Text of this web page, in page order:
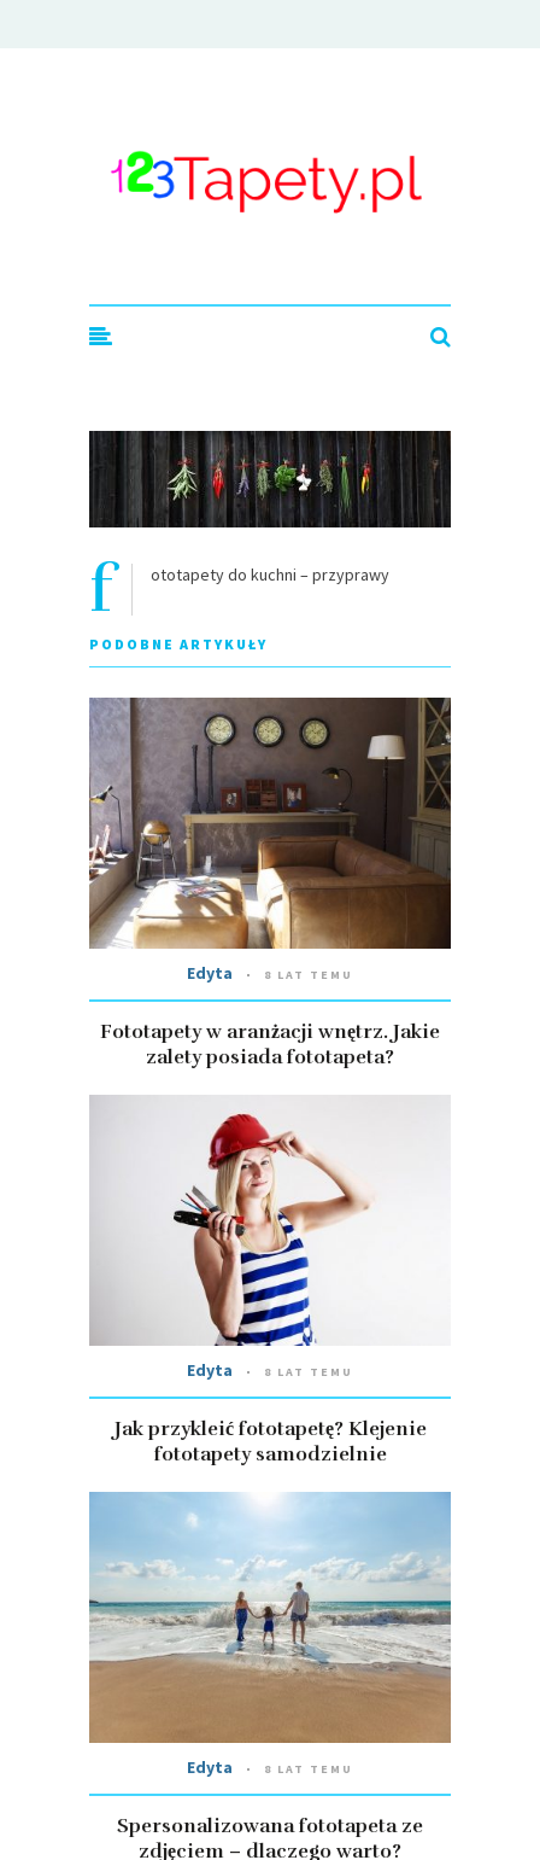
f ototapety do kuchni – przyprawy
PODOBNE ARTYKUŁY
Edyta 8 LAT TEMU
Fototapety w aranżacji wnętrz. Jakie
zalety posiada fototapeta?
Edyta 8 LAT TEMU
Jak przykleić fototapetę? Klejenie
fototapety samodzielnie
Edyta 8 LAT TEMU
Spersonalizowana fototapeta ze
zdjęciem – dlaczego warto?